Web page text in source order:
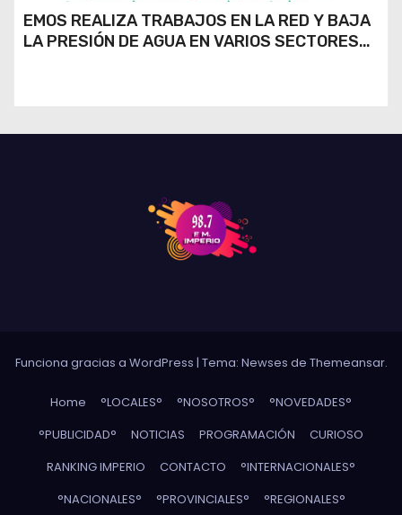
EMOS REALIZA TRABAJOS EN LA RED Y BAJA
LA PRESIÓN DE AGUA EN VARIOS SECTORES
Funciona gracias a WordPress | Tema: Newses de Themeansar.
Home °LOCALES° °NOSOTROS°
°NOVEDADES°
°PUBLICIDAD°
NOTICIAS PROGRAMACIÓN
CURIOSO
RANKING IMPERIO
CONTACTO
°INTERNACIONALES°
°NACIONALES°
°PROVINCIALES° °REGIONALES°